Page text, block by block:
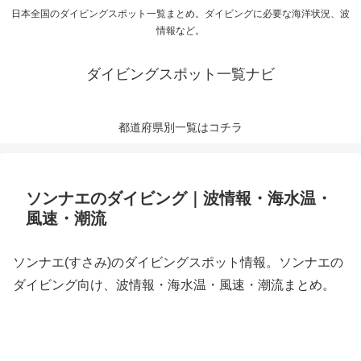
日本全国のダイビングスポット一覧まとめ。ダイビングに必要な海洋状況、波
情報など。
ダイビングスポット一覧ナビ
都道府県別一覧はコチラ
ソンナエのダイビング｜波情報・海水温・
風速・潮流
ソンナエ(すさみ)のダイビングスポット情報。ソンナエの
ダイビング向け、波情報・海水温・風速・潮流まとめ。